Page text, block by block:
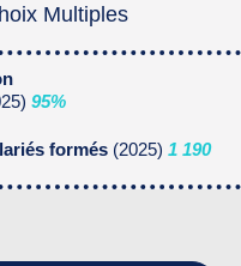
Multiples
95%
formés (2025)1 190